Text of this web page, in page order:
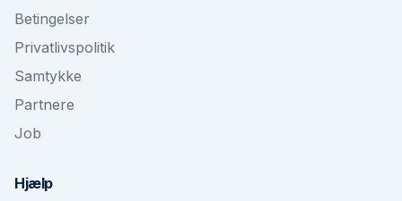
Betingelser
Privatlivspolitik
Samtykke
Partnere
Job
Hjælp